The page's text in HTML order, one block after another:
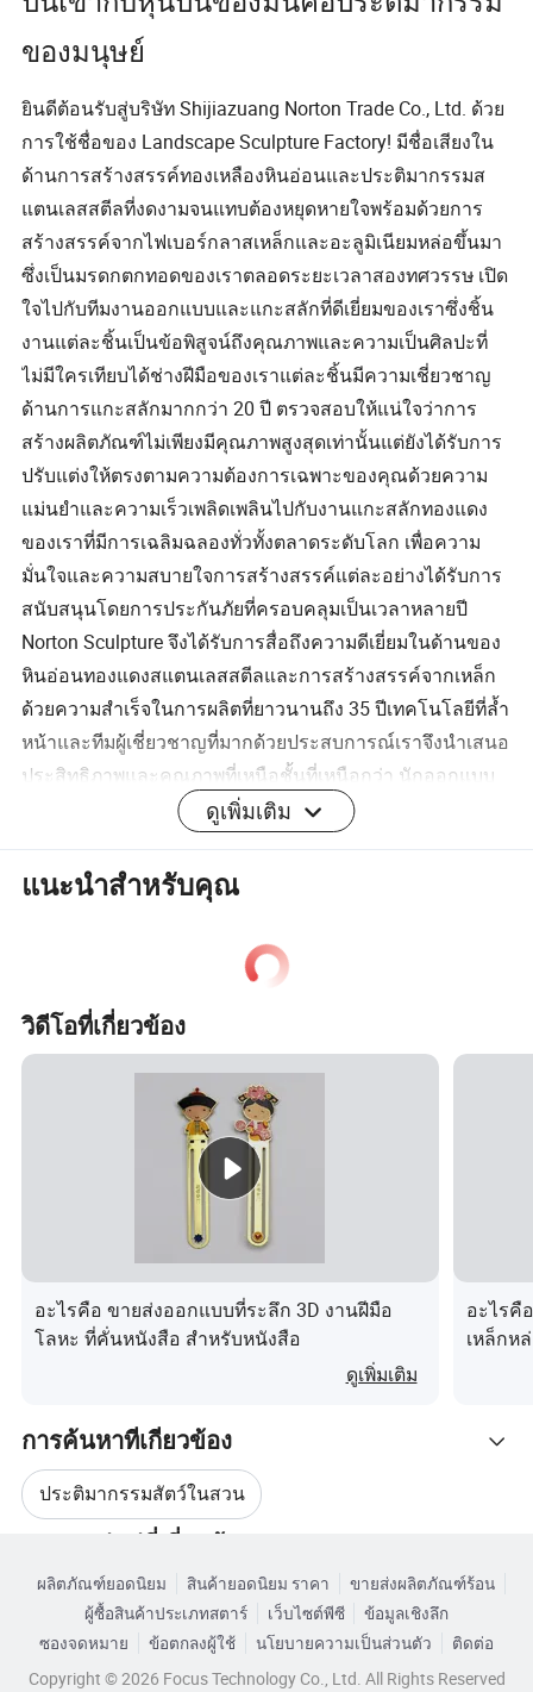
ของมนุษย์
ยินดีต้อนรับสู่บริษัท Shijiazuang Norton Trade Co., Ltd. ด้วย
การใช้ชื่อของ Landscape Sculpture Factory! มีชื่อเสียงใน
ด้านการสร้างสรรค์ทองเหลืองหินอ่อนและประติมากรรมส
แตนเลสสตีลที่งดงามจนแทบต้องหยุดหายใจพร้อมด้วยการ
สร้างสรรค์จากไฟเบอร์กลาสเหล็กและอะลูมิเนียมหล่อขึ้นมา
ซึ่งเป็นมรดกตกทอดของเราตลอดระยะเวลาสองทศวรรษ เปิด
ใจไปกับทีมงานออกแบบและแกะสลักที่ดีเยี่ยมของเราซึ่งชิ้น
งานแต่ละชิ้นเป็นข้อพิสูจน์ถึงคุณภาพและความเป็นศิลปะที่
ไม่มีใครเทียบได้ช่างฝีมือของเราแต่ละชิ้นมีความเชี่ยวชาญ
ด้านการแกะสลักมากกว่า 20 ปี ตรวจสอบให้แน่ใจว่าการ
สร้างผลิตภัณฑ์ไม่เพียงมีคุณภาพสูงสุดเท่านั้นแต่ยังได้รับการ
ปรับแต่งให้ตรงตามความต้องการเฉพาะของคุณด้วยความ
แม่นยำและความเร็วเพลิดเพลินไปกับงานแกะสลักทองแดง
ของเราที่มีการเฉลิมฉลองทั่วทั้งตลาดระดับโลก เพื่อความ
มั่นใจและความสบายใจการสร้างสรรค์แต่ละอย่างได้รับการ
สนับสนุนโดยการประกันภัยที่ครอบคลุมเป็นเวลาหลายปี
Norton Sculpture จึงได้รับการสื่อถึงความดีเยี่ยมในด้านของ
หินอ่อนทองแดงสแตนเลสสตีลและการสร้างสรรค์จากเหล็ก
ด้วยความสำเร็จในการผลิตที่ยาวนานถึง 35 ปีเทคโนโลยีที่ล้ำ
หน้าและทีมผู้เชี่ยวชาญที่มากด้วยประสบการณ์เราจึงนำเสนอ
ประสิทธิภาพและคุณภาพที่เหนือชั้นที่เหนือกว่า นักออกแบบ
มืออาชีพและที่ปรึกษาด้านศิลปะของเราร่วมมือกันเพื่อเปลี่ยน
จนกว่าคุณจะพอใจกับงานอย่างที่สุด คอลเลคชัน
ประติมากรรมที่หลากหลายของเราทำให้สถานที่มีชื่อเสียงทั่ว
ดีไซน์ที่มากกว่า
ข้อมูลบริษัท
การบรรจุและการจัดส่ง
บริการของเรา
ดูเพิ่มเติม
แนะนำสำหรับคุณ
วิดีโอที่เกี่ยวข้อง
อะไรคือ ขายส่งออกแบบที่ระลึก 3D งานฝีมือ
โลหะ ที่คั่นหนังสือ สำหรับหนังสือ
ดูเพิ่มเติม
อะไรคื
เหล็กห
การค้นหาที่เกี่ยวข้อง
ประติมากรรมสัตว์ในสวน
การแกะสลักสวนทองสัมฤทธิ์
เรียกดูตามหมวดหมู่
ผลิตภัณฑ์ยอดนิยม สินค้ายอดนิยม ราคา
ขายส่งผลิตภัณฑ์ร้อน
ผู้ซื้อสินค้าประเภทสตาร์
เว็บไซต์พีซี
ข้อมูลเชิงลึก
ซองจดหมาย
ข้อตกลงผู้ใช้ นโยบายความเป็นส่วนตัว
ติดต่อ
Copyright © 2026 Focus Technology Co., Ltd. All Rights Reserved